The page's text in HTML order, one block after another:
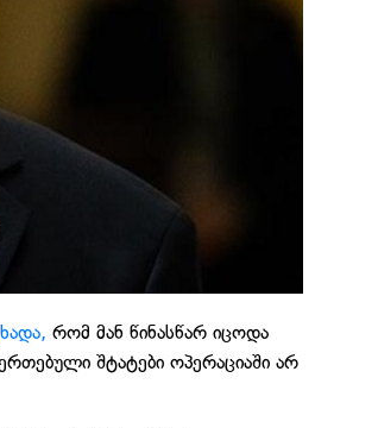
რომ მან წინასწარ იცოდა
შტატები ოპერაციაში არ